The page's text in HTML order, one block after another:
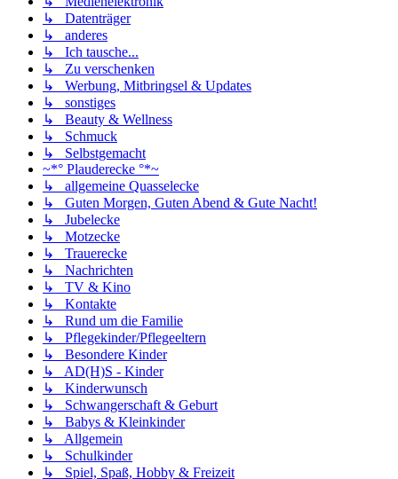
↳ Datenträger
↳ anderes
↳ Ich tausche...
↳ Zu verschenken
↳ Werbung, Mitbringsel & Updates
↳ sonstiges
↳ Beauty & Wellness
↳ Schmuck
↳ Selbstgemacht
~*° Plauderecke °*~
↳ allgemeine Quasselecke
↳ Guten Morgen, Guten Abend & Gute Nacht!
↳ Jubelecke
↳ Motzecke
↳ Trauerecke
↳ Nachrichten
↳ TV & Kino
↳ Kontakte
↳ Rund um die Familie
↳ Pflegekinder/Pflegeeltern
↳ Besondere Kinder
↳ AD(H)S - Kinder
↳ Kinderwunsch
↳ Schwangerschaft & Geburt
↳ Babys & Kleinkinder
↳ Allgemein
↳ Schulkinder
↳ Spiel, Spaß, Hobby & Freizeit